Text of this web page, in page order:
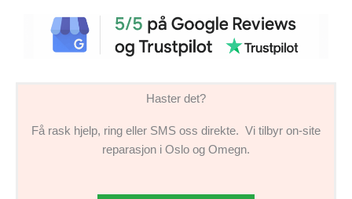
Haster det?
Få rask hjelp, ring eller SMS oss direkte. Vi tilbyr on-site
reparasjon i Oslo og Omegn.